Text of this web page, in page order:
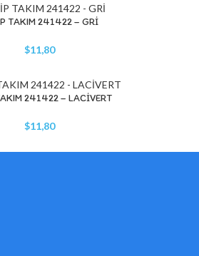
TAKIM 241422 – GRİ
$11,80
241422 – LACİVERT
$11,80